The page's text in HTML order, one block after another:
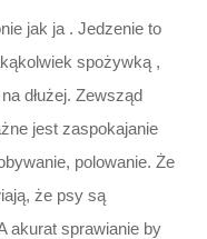
jak ja . Jedzenie to
spożywką ,
dłużej. Zewsząd
jest zaspokajanie
polowanie. Że
że psy są
akurat sprawianie by